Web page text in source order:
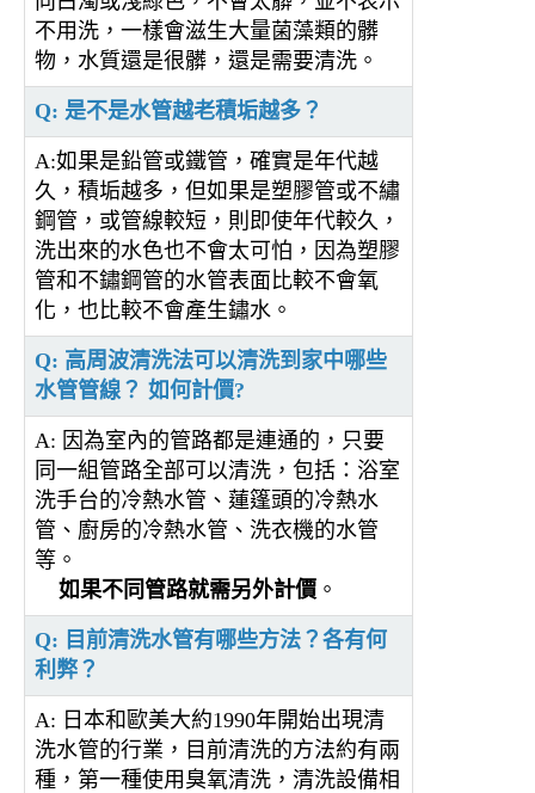
不用洗，一樣會滋生大量菌藻類的髒
物，水質還是很髒，還是需要清洗。
Q: 是不是水管越老積垢越多？
A:如果是鉛管或鐵管，確實是年代越
久，積垢越多，但如果是塑膠管或不繡
鋼管，或管線較短，則即使年代較久，
洗出來的水色也不會太可怕，因為塑膠
管和不鏽鋼管的水管表面比較不會氧
化，也比較不會產生鏽水。
Q: 高周波清洗法可以清洗到家中哪些
水管管線？ 如何計價?
A: 因為室內的管路都是連通的，只要
同一組管路全部可以清洗，包括：浴室
洗手台的冷熱水管、蓮篷頭的冷熱水
管、廚房的冷熱水管、洗衣機的水管
等。
如果不同管路就需另外計價 。
Q: 目前清洗水管有哪些方法？各有何
利弊？
A: 日本和歐美大約1990年開始出現清
洗水管的行業，目前清洗的方法約有兩
種，第一種使用臭氧清洗，清洗設備相